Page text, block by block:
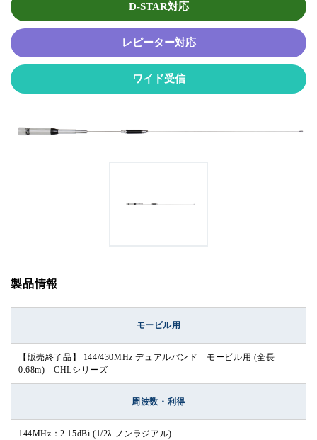
D-STAR対応
レピーター対応
ワイド受信
製品情報
モービル用
【販売終了品】 144/430MHz デュアルバンド モービル用 (全長
0.68m) CHLシリーズ
周波数・利得
144MHz：2.15dBi (1/2λ ノンラジアル)